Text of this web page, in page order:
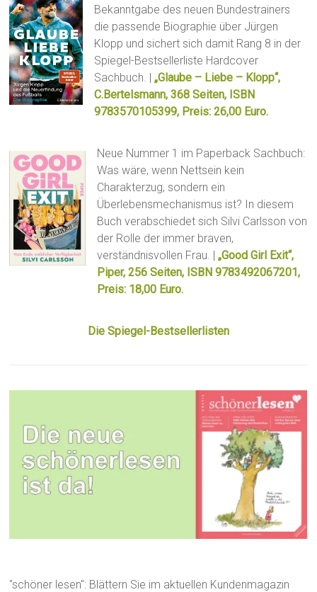
Bekanntgabe des neuen Bundestrainers
die passende Biographie über Jürgen
Klopp und sichert sich damit Rang 8 in der
Spiegel-Bestsellerliste Hardcover
Sachbuch. |„Glaube – Liebe – Klopp“,
C.Bertelsmann, 368 Seiten, ISBN
9783570105399, Preis: 26,00 Euro.
Neue Nummer 1 im Paperback Sachbuch:
Was wäre, wenn Nettsein kein
Charakterzug, sondern ein
Überlebensmechanismus ist? In diesem
Buch verabschiedet sich Silvi Carlsson von
der Rolle der immer braven,
verständnisvollen Frau. |„Good Girl Exit“,
Piper, 256 Seiten, ISBN 9783492067201,
Preis: 18,00 Euro.
Die Spiegel-Bestsellerlisten
"schöner lesen": Blättern Sie im aktuellen Kundenmagazin